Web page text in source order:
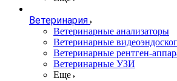
Ветеринария
Ветеринарные анализаторы
Ветеринарные
Ветеринарные рентген-
Ветеринарные УЗИ
Еще